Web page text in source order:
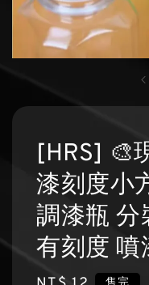
[HRS] 🎨
漆刻度小
調漆瓶 分
有刻度 噴